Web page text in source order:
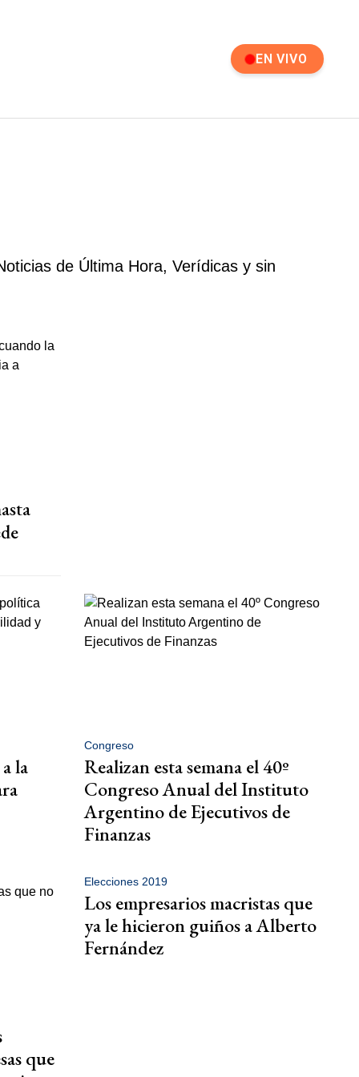
EN VIVO
de Última Hora, Verídicas y sin
la
Congreso
Realizan esta semana el 40º
Congreso Anual del Instituto
Argentino de Ejecutivos de
Finanzas
que
Elecciones 2019
Los empresarios macristas que
ya le hicieron guiños a Alberto
Fernández